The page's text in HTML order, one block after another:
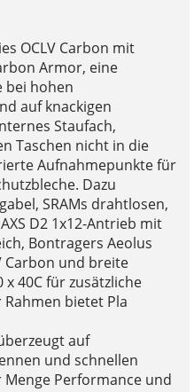
OCLV Carbon mit
Armor, eine
bei hohen
auf knackigen
Staufach,
Taschen nicht in die
Aufnahmepunkte für
Dazu
SRAMs drahtlosen,
D2 1x12-Antrieb mit
Bontragers Aeolus
Carbon und breite
40C für zusätzliche
bietet Pla
auf
und schnellen
Performance und